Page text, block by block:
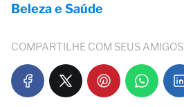
Beleza e Saúde
COMPARTILHE COM SEUS AMIGOS